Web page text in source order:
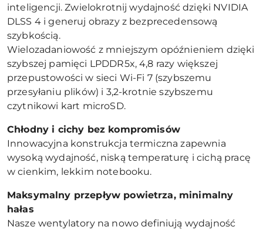
inteligencji. Zwielokrotnij wydajność dzięki NVIDIA
DLSS 4 i generuj obrazy z bezprecedensową
szybkością.
Wielozadaniowość z mniejszym opóźnieniem dzięki
szybszej pamięci LPDDR5x, 4,8 razy większej
przepustowości w sieci Wi-Fi 7 (szybszemu
przesyłaniu plików) i 3,2-krotnie szybszemu
czytnikowi kart microSD.
Chłodny i cichy bez kompromisów
Innowacyjna konstrukcja termiczna zapewnia
wysoką wydajność, niską temperaturę i cichą pracę
w cienkim, lekkim notebooku.
Maksymalny przepływ powietrza, minimalny
hałas
Nasze wentylatory na nowo definiują wydajność